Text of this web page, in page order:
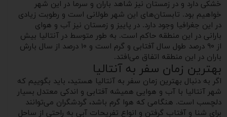
خشکی دارد و در زمستان نیز شاهد باران و سرما در این شهر
خواهیم بود. تابستان‌های این شهر طولانی است و رطوبت زیادی
در این جغرافیا وجود دارد. در پاییز و زمستان نیز آب و هوای
بارانی در این منطقه حاکم است. به طور متوسط در آنتالیا بیش
از ۹۰ درصد طول سال آفتابی و گرم است و ۱۰ درصد از سال بارش
باران در این منطقه اتفاق می‌افتد.
بهترین زمان سفر به آنتالیا
اگر به دنبال بهترین زمان سفر به آنتالیا هستید، باید بگوییم که
شهر آنتالیا با آب و هوایی همیشه آفتابی و اندکی معتدل بسیار
دلچسب است. هنگامی که هوا گرم باشد، گردشگران می‌توانند
برای شنا و آفتاب گرفتن و انواع تفریحات آبی به راحتی از ساحل